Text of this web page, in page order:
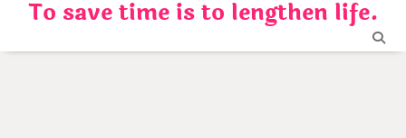
content
To save time is to lengthen life.